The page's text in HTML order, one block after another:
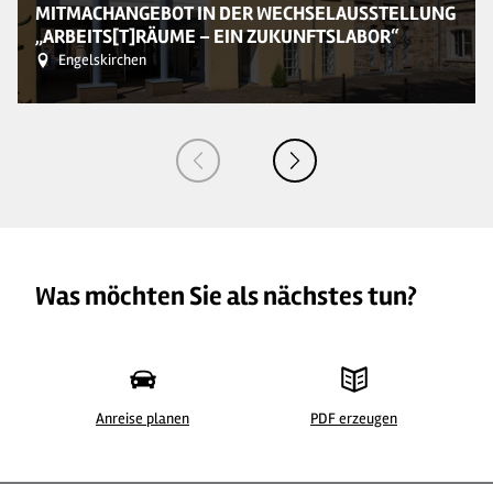
MITMACHANGEBOT IN DER WECHSELAUSSTELLUNG
„ARBEITS[T]RÄUME – EIN ZUKUNFTSLABOR“
Engelskirchen
Was möchten Sie als nächstes tun?
Anreise planen PDF erzeugen